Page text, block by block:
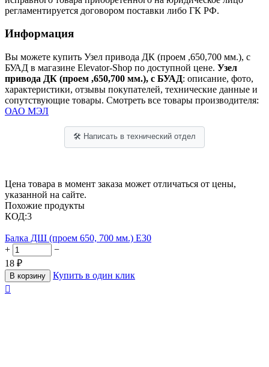
регламентируется договором поставки либо ГК РФ.
Информация
Вы можете купить Узел привода ДК (проем ,650,700 мм.), с
БУАД в магазине Elevator-Shop по доступной цене. Узел
привода ДК (проем ,650,700 мм.), с БУАД: описание, фото,
характеристики, отзывы покупателей, технические данные и
сопутствующие товары. Смотреть все товары производителя:
ОАО МЭЛ
🛠 Написать в технический отдел
Цена товара в момент заказа может отличаться от цены,
указанной на сайте.
Похожие продукты
КОД:3
Балка ДШ (проем 650, 700 мм.) Е30
+
−
18 ₽
В корзину
Купить в один клик
